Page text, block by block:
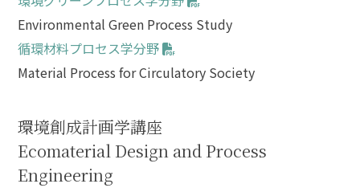
Environmental Green Process Study
循環材料プロセス学分野
Material Process for Circulatory Society
環境創成計画学講座
Ecomaterial Design and Process
Engineering